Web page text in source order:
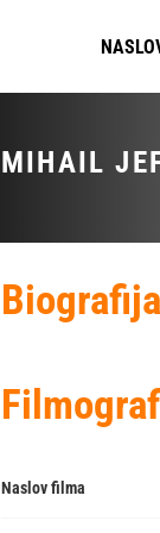
MIHAIL
Biografija
Naslov filma